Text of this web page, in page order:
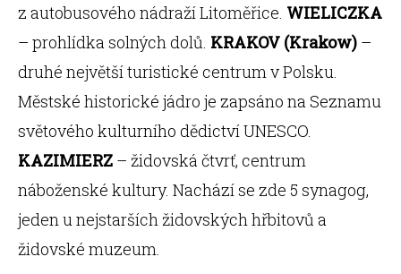
z autobusového nádraží Litoměřice. WIELICZKA
– prohlídka solných dolů. KRAKOV (Krakow) –
druhé největší turistické centrum v Polsku.
Městské historické jádro je zapsáno na Seznamu
světového kulturního dědictví UNESCO.
KAZIMIERZ – židovská čtvrť, centrum
náboženské kultury. Nachází se zde 5 synagog,
jeden u nejstarších židovských hřbitovů a
židovské muzeum.